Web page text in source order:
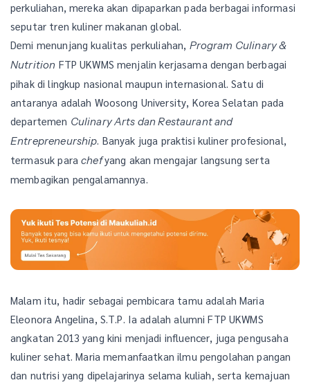
perkuliahan, mereka akan dipaparkan pada berbagai informasi
seputar tren kuliner makanan global.
Demi menunjang kualitas perkuliahan, Program Culinary &
Nutrition FTP UKWMS menjalin kerjasama dengan berbagai
pihak di lingkup nasional maupun internasional. Satu di
antaranya adalah Woosong University, Korea Selatan pada
departemen Culinary Arts dan Restaurant and
Entrepreneurship. Banyak juga praktisi kuliner profesional,
termasuk parachefyang akan mengajar langsung serta
membagikan pengalamannya.
Malam itu, hadir sebagai pembicara tamu adalah Maria
Eleonora Angelina, S.T.P. Ia adalah alumni FTP UKWMS
angkatan 2013 yang kini menjadi influencer, juga pengusaha
kuliner sehat. Maria memanfaatkan ilmu pengolahan pangan
dan nutrisi yang dipelajarinya selama kuliah, serta kemajuan